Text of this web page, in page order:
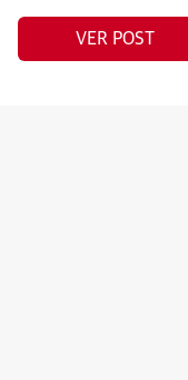
VER POST